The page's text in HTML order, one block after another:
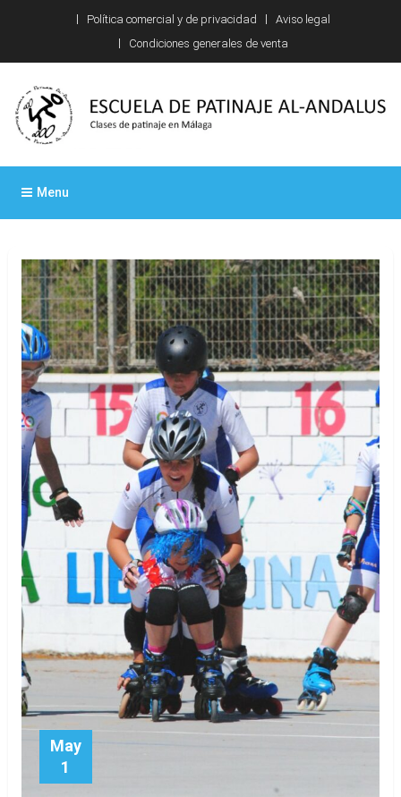
content
Política comercial y de privacidad
Aviso legal
Condiciones generales de venta
Escuela de patinaje Al-
Menu
May
1